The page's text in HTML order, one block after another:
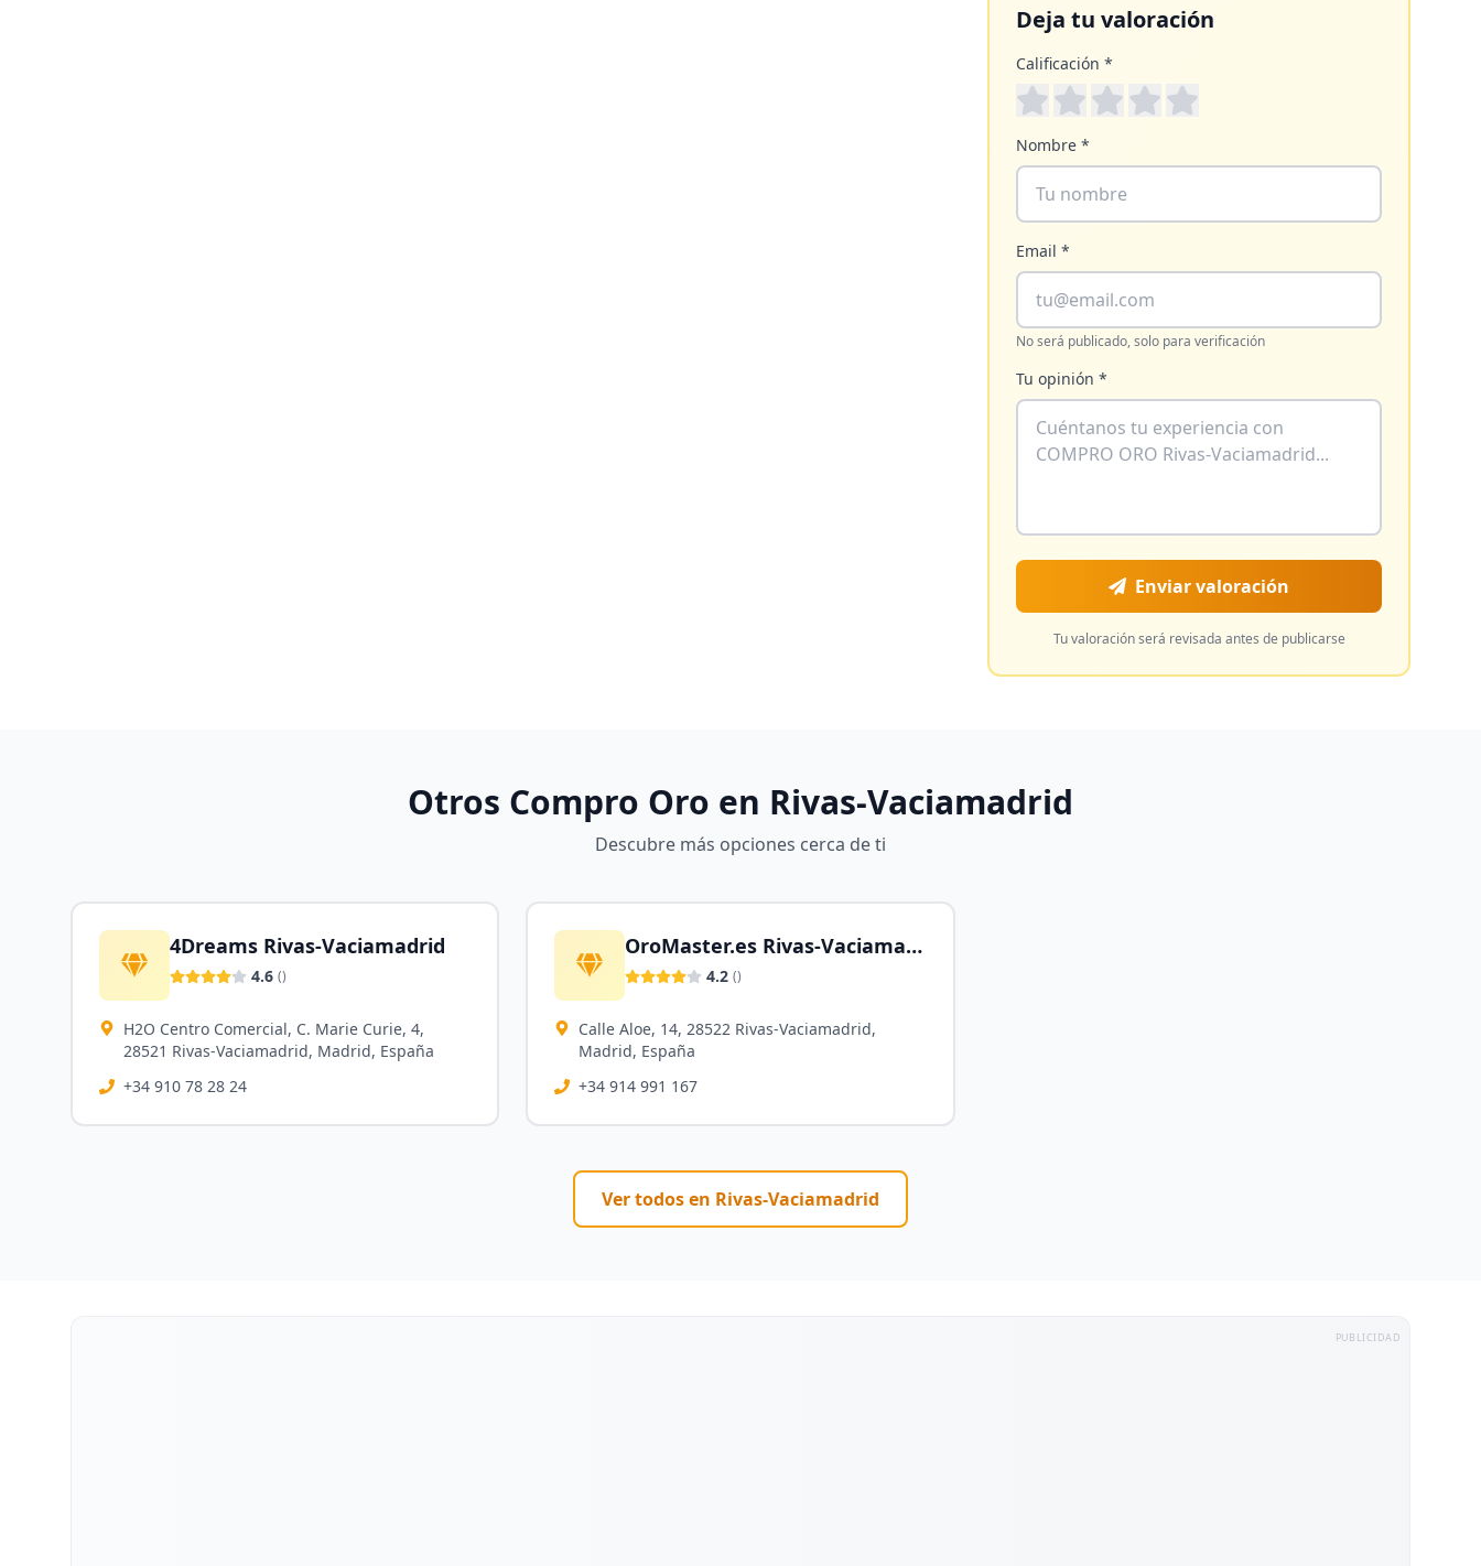
Deja tu valoración
Calificación *
Nombre *
Email *
No será publicado, solo para verificación
Tu opinión *
Enviar valoración
Tu valoración será revisada antes de publicarse
Otros Compro Oro en Rivas-Vaciamadrid
Descubre más opciones cerca de ti
4Dreams Rivas-Vaciamadrid
4.6 ()
H2O Centro Comercial, C. Marie Curie, 4,
28521 Rivas-Vaciamadrid, Madrid, España
+34 910 78 28 24
OroMaster.es Rivas-Vaciamadrid
4.2 ()
Calle Aloe, 14, 28522 Rivas-Vaciamadrid,
Madrid, España
+34 914 991 167
Ver todos en Rivas-Vaciamadrid
PUBLICIDAD